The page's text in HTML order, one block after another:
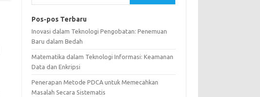
Pos-pos Terbaru
Inovasi dalam Teknologi Pengobatan: Penemuan
Baru dalam Bedah
Matematika dalam Teknologi Informasi: Keamanan
Data dan Enkripsi
Penerapan Metode PDCA untuk Memecahkan
Masalah Secara Sistematis